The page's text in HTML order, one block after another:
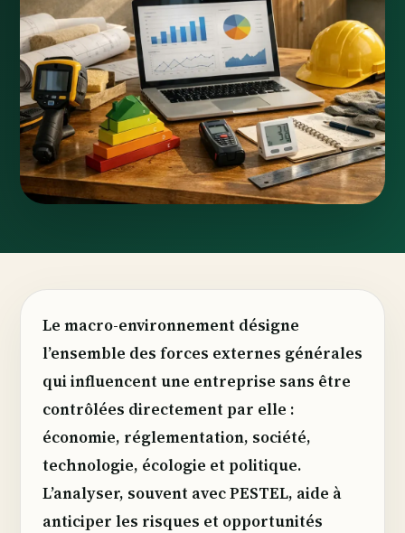
Le macro-environnement désigne
l’ensemble des forces externes générales
qui influencent une entreprise sans être
contrôlées directement par elle :
économie, réglementation, société,
technologie, écologie et politique.
L’analyser, souvent avec PESTEL, aide à
anticiper les risques et opportunités